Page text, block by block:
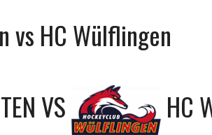
vs HC Wülflingen
VS HC